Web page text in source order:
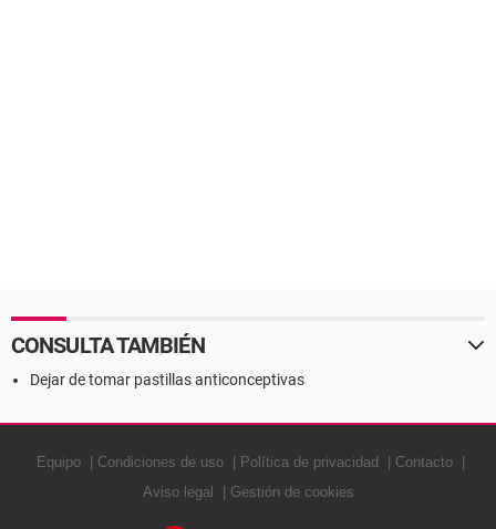
CONSULTA TAMBIÉN
Dejar de tomar pastillas anticonceptivas
Equipo Condiciones de uso Política de privacidad
Contacto
Aviso legal
Gestión de cookies